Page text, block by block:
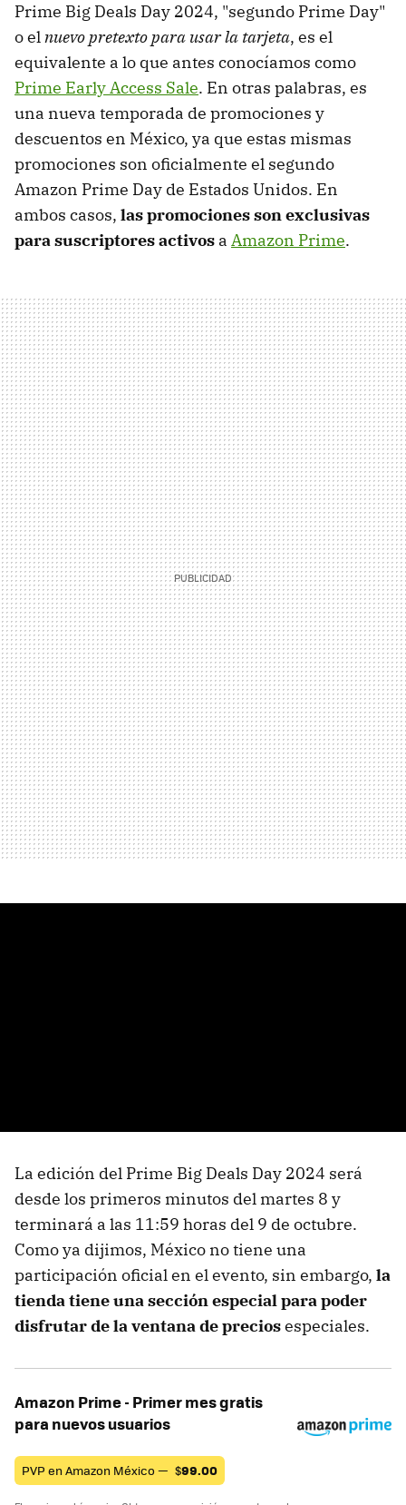
Prime Big Deals Day 2024, "segundo Prime Day"
o elnuevo pretexto para usar la tarjeta, es el
equivalente a lo que antes conocíamos como
Prime Early Access Sale. En otras palabras, es
una nueva temporada de promociones y
descuentos en México, ya que estas mismas
promociones son oficialmente el segundo
Amazon Prime Day de Estados Unidos. En
ambos casos, las promociones son exclusivas
para suscriptores activos a Amazon Prime.
La edición del Prime Big Deals Day 2024 será
desde los primeros minutos del martes 8 y
terminará a las 11:59 horas del 9 de octubre.
Como ya dijimos, México no tiene una
participación oficial en el evento, sin embargo, la
tienda tiene una sección especial para poder
disfrutar de la ventana de preciosespeciales.
Amazon Prime - Primer mes gratis
para nuevos usuarios
PVP en Amazon México — $99.00